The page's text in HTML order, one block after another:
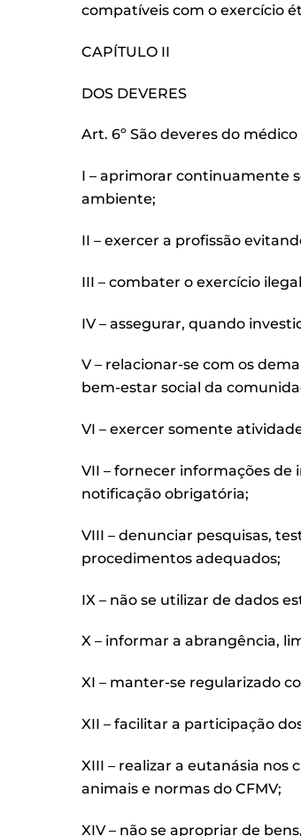
compatíveis com o exercício
CAPÍTULO II
DOS DEVERES
Art. 6º São deveres do
I – aprimorar continuamente
ambiente;
II – exercer a profissão
III – combater o exercício
IV – assegurar, quando
V – relacionar-se com os
bem-estar social da
VI – exercer somente
VII – fornecer informações
notificação obrigatória;
VIII – denunciar pesquisas,
procedimentos adequados;
IX – não se utilizar de dados
X – informar a abrangência,
XI – manter-se regularizado
XII – facilitar a participação
XIII – realizar a eutanásia nos
animais e normas do CFMV;
XIV – não se apropriar de